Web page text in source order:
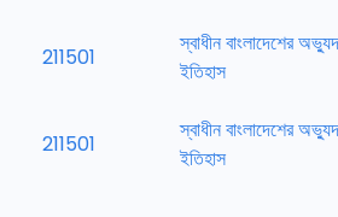
211501
স্বাধীন বাংলাদেশের
ইতিহাস
211501
স্বাধীন বাংলাদেশের
ইতিহাস